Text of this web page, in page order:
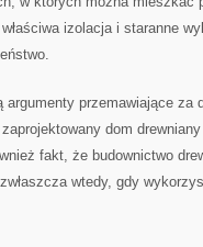
izolacja i staranne
przemawiające za
dom
fakt, że budownictwo
wtedy, gdy